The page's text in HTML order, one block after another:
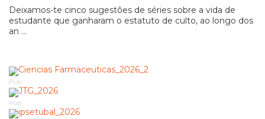
Deixamos-te cinco sugestões de séries sobre a vida de
estudante que ganharam o estatuto de culto, ao longo dos
an ...
Pub
Pub